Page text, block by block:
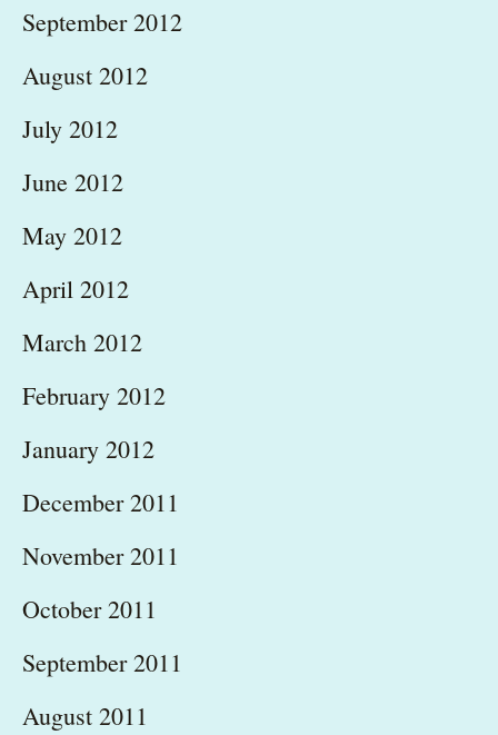
September 2012
August 2012
July 2012
June 2012
May 2012
April 2012
March 2012
February 2012
January 2012
December 2011
November 2011
October 2011
September 2011
August 2011